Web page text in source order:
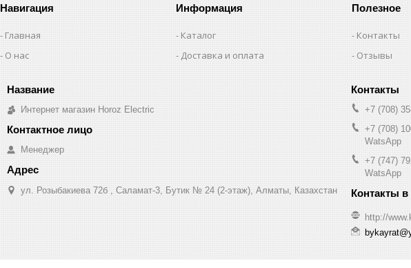
Навигация
Главная
О нас
Информация
Каталог
Доставка и оплата
Полезное
Контакты
Отзывы
Интернет магазин Horoz Electric
Менеджер
ул. Розыбакиева 72б , Саламат-3, Бутик № 24 (2-этаж), Алматы, Казахстан
+7 (708)
+7 (708)
WatsApp
+7 (747)
WatsApp
http://